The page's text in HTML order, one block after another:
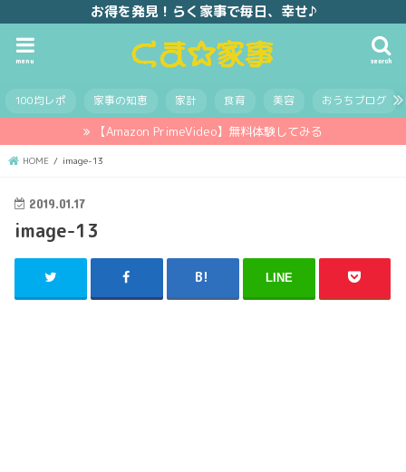
お得を発見！らく家事で毎日、幸せ♪
search
menu
100均レポ 家事の知恵 家計 食育 美容 おうちブログ
【Amazon PrimeVideo】無料体験してみる
HOME image-13
2019.01.17
image-13
LINE